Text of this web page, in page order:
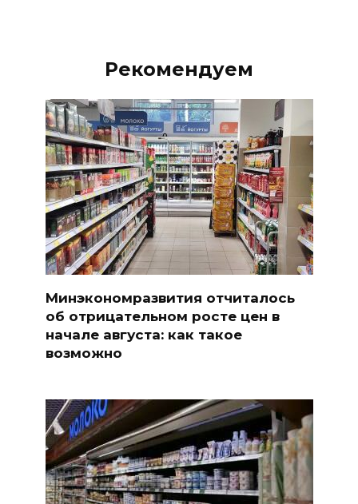
Рекомендуем
Минэкономразвития отчиталось
об отрицательном росте цен в
начале августа: как такое
возможно